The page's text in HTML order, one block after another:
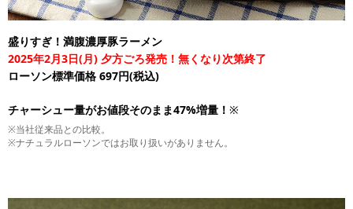
盛りすぎ！満腹濃厚豚ラーメン
2025年2月3日(月) 夕方ごろ発売！無くなり次第終了
ローソン標準価格 697円(税込)
チャーシュー量がお値段そのまま47%増量！ ※
※当社従来品との比較。
※ナチュラルローソンではお取り扱いがありません。